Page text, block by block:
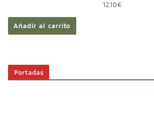
12,10€
Añadir al carrito
Portadas